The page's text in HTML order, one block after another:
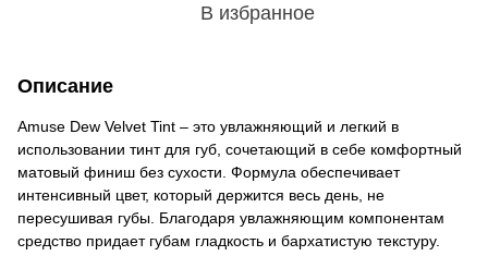
В избранное
Описание
Amuse Dew Velvet Tint – это увлажняющий и легкий в
использовании тинт для губ, сочетающий в себе комфортный
матовый финиш без сухости. Формула обеспечивает
интенсивный цвет, который держится весь день, не
пересушивая губы. Благодаря увлажняющим компонентам
средство придает губам гладкость и бархатистую текстуру.